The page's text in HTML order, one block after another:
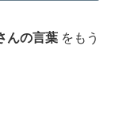
んの言葉 をもう